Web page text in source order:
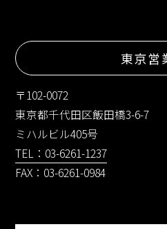
東京営
〒102-0072
東京都千代田区飯田橋3-6-7
ミハルビル405号
TEL：03-6261-1237
FAX：03-6261-0984